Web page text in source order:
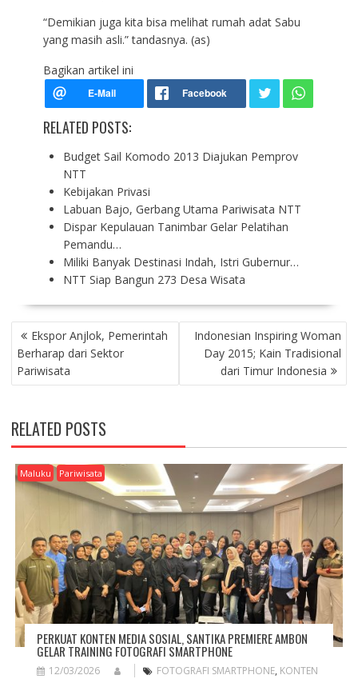
“Demikian juga kita bisa melihat rumah adat Sabu
yang masih asli.” tandasnya. (as)
Bagikan artikel ini
RELATED POSTS:
Budget Sail Komodo 2013 Diajukan Pemprov
NTT
Kebijakan Privasi
Labuan Bajo, Gerbang Utama Pariwisata NTT
Dispar Kepulauan Tanimbar Gelar Pelatihan
Pemandu…
Miliki Banyak Destinasi Indah, Istri Gubernur…
NTT Siap Bangun 273 Desa Wisata
P
O
S
T
A
V
I
G
A
N
Ekspor Anjlok, Pemerintah
Berharap dari Sektor
Pariwisata
Indonesian Inspiring Woman
Day 2015; Kain Tradisional
dari Timur Indonesia
RELATED POSTS
Maluku Pariwisata
PERKUAT KONTEN MEDIA SOSIAL, SANTIKA PREMIERE AMBON
GELAR TRAINING FOTOGRAFI SMARTPHONE
12/03/2026 FOTOGRAFI SMARTPHONE, KONTEN